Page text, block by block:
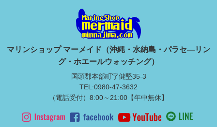
マリンショップ マーメイド（沖縄・水納島・パラセ―リン
グ・ホエールウォッチング）
国頭郡本部町字健堅35-3
TEL:0980-47-3632
（電話受付）8:00～21:00【年中無休】